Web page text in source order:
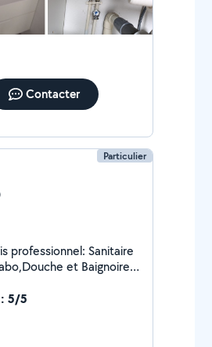
Contacter
Particulier
Sanitaire
et Baignoire,
Alberti.renovation
5/5